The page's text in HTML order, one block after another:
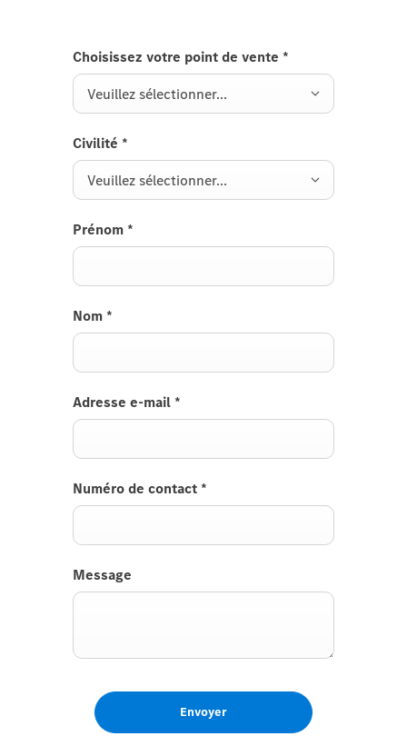
Choisissez votre point de vente *
Veuillez sélectionner...
Civilité *
Veuillez sélectionner...
Prénom *
Nom *
Adresse e-mail *
Numéro de contact *
Message
Envoyer